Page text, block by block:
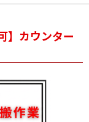
】カウンター